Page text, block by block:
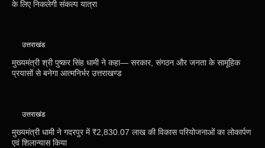
के लिए निकलेगी संकल्प यात्रा
उत्तराखंड
मुख्यमंत्री श्री पुष्कर सिंह धामी ने कहा— सरकार, संगठन और जनता के सामूहिक
प्रयासों से बनेगा आत्मनिर्भर उत्तराखण्ड
उत्तराखंड
मुख्यमंत्री धामी ने गदरपुर में ₹2,830.07 लाख की विकास परियोजनाओं का लोकार्पण
एवं शिलान्यास किया